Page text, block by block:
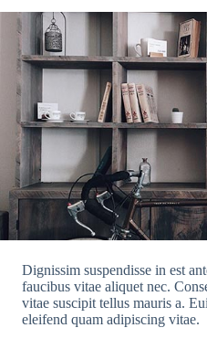
Dignissim suspendisse in est
faucibus vitae aliquet nec.
vitae suscipit tellus mauris a.
eleifend quam adipiscing vitae.